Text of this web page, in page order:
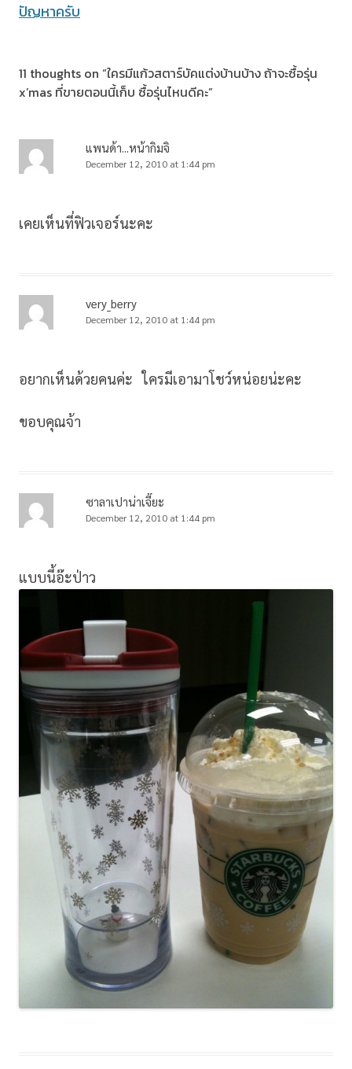
navigation
ปัญหาครับ
11 thoughts on “ใครมีแก้วสตาร์บัคแต่งบ้านบ้าง ถ้าจะซื้อรุ่น
x’mas ที่ขายตอนนี้เก็บ ซื้อรุ่นไหนดีคะ”
แพนด้า...หน้ากิมจิ
December 12, 2010 at 1:44 pm
เคยเห็นที่ฟิวเจอร์นะคะ
very_berry
December 12, 2010 at 1:44 pm
อยากเห็นด้วยคนค่ะ ใครมีเอามาโชว์หน่อยน่ะคะ
ขอบคุณจ้า
ซาลาเปาน่าเจี๊ยะ
December 12, 2010 at 1:44 pm
แบบนี้อ๊ะป่าว